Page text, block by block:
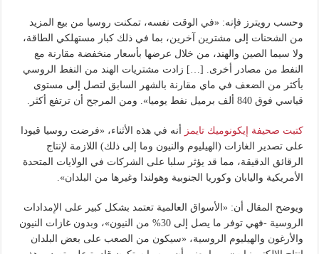
وحسب رويترز فإنه: «في الوقت نفسه، تمكنت روسيا من بيع المزيد
من الشحنات إلى مشترين آخرين، بما في ذلك كبار مستهلكي الطاقة،
ولا سيما الصين والهند، من خلال عرضها بأسعار منخفضة مقارنة مع
النفط من مصادر أخرى. […] زادت مشتريات الهند من النفط الروسي
بأكثر من الضعف في ماي مقارنة بالشهر السابق لتصل إلى مستوى
قياسي فوق 840 ألف برميل نفط يوميا». ومن المرجح أن ترتفع أكثر.
كتبت صحيفة إيكونوميك تايمز
أنه في هذه الأثناء، «فرضت روسيا قيودا
على تصدير الغازات (الهيليوم والنيون وما إلى ذلك) اللازمة لإنتاج
الرقائق الدقيقة، مما قد يؤثر سلبا على الشركات في الولايات المتحدة
الأمريكية واليابان وكوريا الجنوبية وهولندا وغيرها من البلدان».
ويوضح المقال أن: «الأسواق العالمية تعتمد بشكل كبير على الإمدادات
الروسية -فهي توفر ما يصل إلى 30% من النيون»، وبدون غازات النيون
والأرغون والهيليوم الروسية، «سيكون من الصعب على بعض البلدان